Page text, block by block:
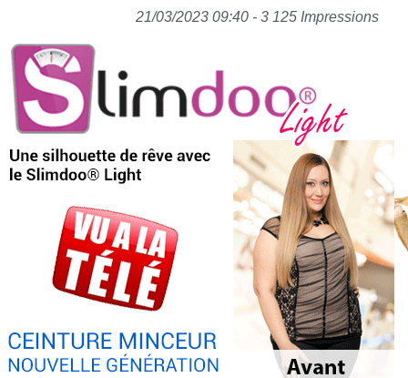
21/03/2023 09:40 - 3 125 Impressions